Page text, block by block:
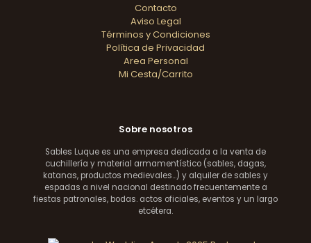
Contacto
Aviso Legal
Términos y Condiciones
Política de Privacidad
Area Personal
Mi Cesta/Carrito
Sobre nosotros
Sables Luque es una empresa dedicada a la venta de
cuchillería y material armamentístico (sables, dagas,
katanas, productos medievales...) y alquiler de sables y
espadas a nivel nacional destinado frecuentemente a
fiestas patronales, bodas. actos oficiales, eventos y un largo
etcétera.